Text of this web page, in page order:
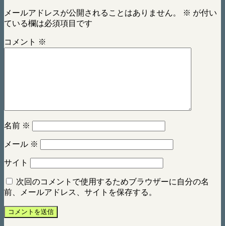
メールアドレスが公開されることはありません。 ※ が付い
ている欄は必須項目です
コメント ※
名前 ※
メール ※
サイト
次回のコメントで使用するためブラウザーに自分の名
前、メールアドレス、サイトを保存する。